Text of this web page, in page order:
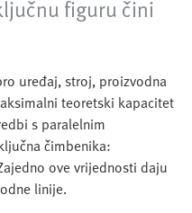
figuru čini
uređaj, stroj, proizvodna
teoretski kapacitet
s paralelnim
čimbenika:
ove vrijednosti daju
linije.